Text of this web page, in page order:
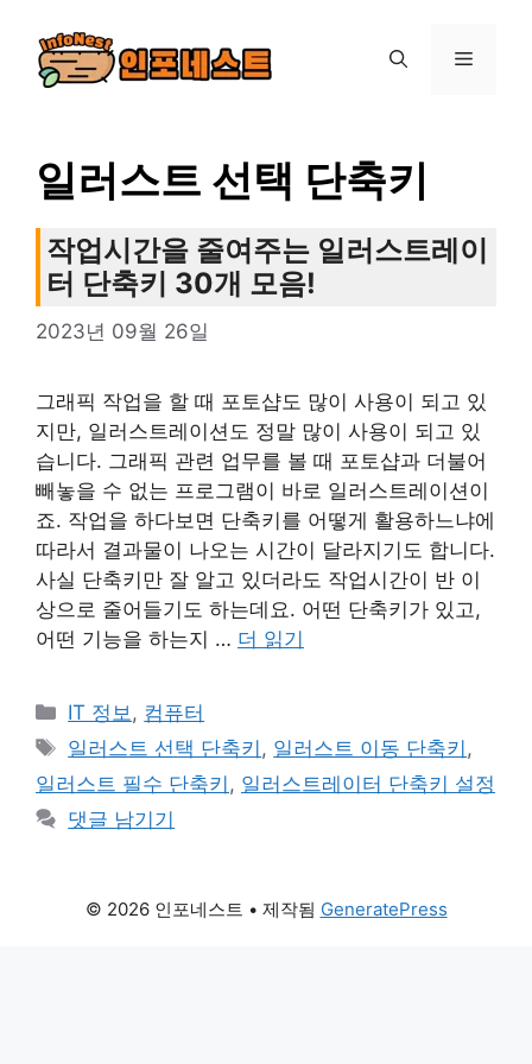
메
일러스트 선택 단축키
작업시간을 줄여주는 일러스트레이
터 단축키 30개 모음!
2023년 09월 26일
그래픽 작업을 할 때 포토샵도 많이 사용이 되고 있
지만, 일러스트레이션도 정말 많이 사용이 되고 있
습니다. 그래픽 관련 업무를 볼 때 포토샵과 더불어
빼놓을 수 없는 프로그램이 바로 일러스트레이션이
죠. 작업을 하다보면 단축키를 어떻게 활용하느냐에
따라서 결과물이 나오는 시간이 달라지기도 합니다.
사실 단축키만 잘 알고 있더라도 작업시간이 반 이
상으로 줄어들기도 하는데요. 어떤 단축키가 있고,
어떤 기능을 하는지 … 더 읽기
카
테
리
IT 정보 , 컴퓨터
태
그
일러스트 선택 단축키 , 일러스트 이동 단축키 ,
일러스트 필수 단축키 , 일러스트레이터 단축키 설정
댓글 남기기
© 2026 인포네스트 • 제작됨 GeneratePress